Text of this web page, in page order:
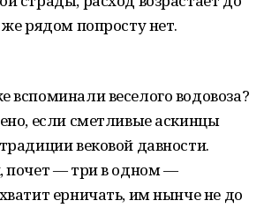
рядом попросту нет.
веселого водовоза?
если сметливые аскинцы
вековой давности.
почет — три в одном —
ерничать, им нынче не до